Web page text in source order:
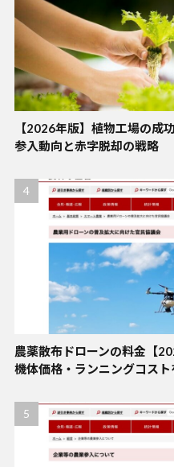
【2026年版】植物工場の成
参入動向と赤字脱却の戦略
農薬散布ドローンの料金【
機体価格・ランニングコス